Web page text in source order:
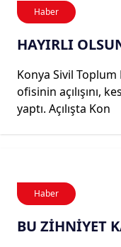
Haber
HAYIRLI
Konya Sivil
ofisinin açılışını,
yaptı. Açılışta Kon
Haber
BU ZİHNİYET